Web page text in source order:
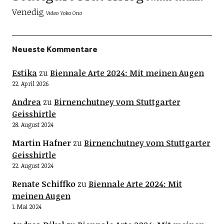
Venedig Video Yoko Ono
Neueste Kommentare
Estikazu Biennale Arte 2024: Mit meinen Augen
22. April 2026
Andreazu Birnenchutney vom Stuttgarter
Geisshirtle
28. August 2024
Martin Hafnerzu Birnenchutney vom Stuttgarter
Geisshirtle
22. August 2024
Renate Schiffkozu Biennale Arte 2024: Mit
meinen Augen
1. Mai 2024